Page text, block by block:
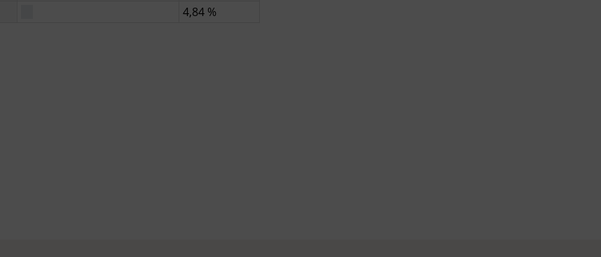
4,84 %